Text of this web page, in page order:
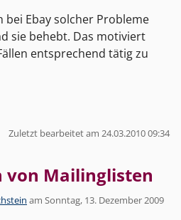
bei Ebay solcher Probleme
sie behebt. Das motiviert
entsprechend tätig zu
Zuletzt bearbeitet am 24.03.2010 09:34
von Mailinglisten
am Sonntag, 13. Dezember 2009